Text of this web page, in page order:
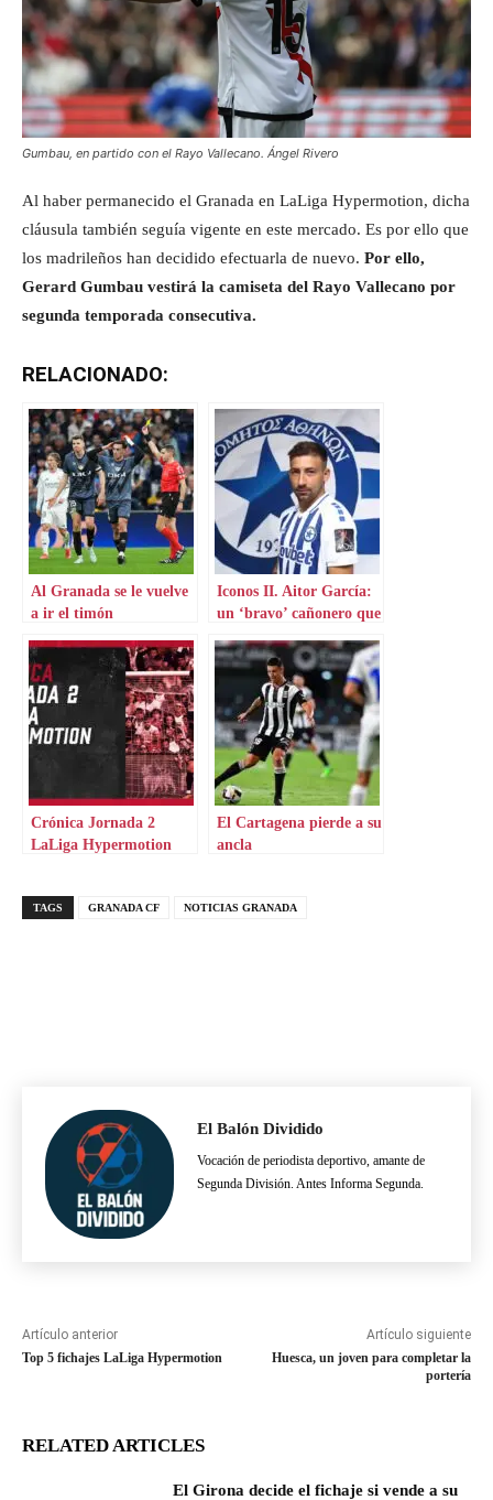
Gumbau, en partido con el Rayo Vallecano. Ángel Rivero
Al haber permanecido el Granada en LaLiga Hypermotion, dicha
cláusula también seguía vigente en este mercado. Es por ello que
los madrileños han decidido efectuarla de nuevo. Por ello,
Gerard Gumbau vestirá la camiseta del Rayo Vallecano por
segunda temporada consecutiva.
RELACIONADO:
Al Granada se le vuelve
a ir el timón
Iconos II. Aitor García:
un ‘bravo’ cañonero que
Crónica Jornada 2
LaLiga Hypermotion
El Cartagena pierde a su
ancla
TAGS GRANADA CF NOTICIAS GRANADA
El Balón Dividido
Vocación de periodista deportivo, amante de
Segunda División. Antes Informa Segunda.
Artículo anterior
Top 5 fichajes LaLiga Hypermotion
Artículo siguiente
Huesca, un joven para completar la
portería
RELATED ARTICLES
El Girona decide el fichaje si vende a su